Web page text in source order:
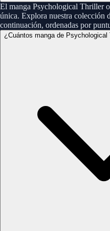
El manga Psychological Thriller
única. Explora nuestra colección
continuación, ordenadas por
¿Cuántos manga de